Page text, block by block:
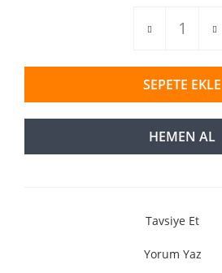
SEPETE EKLE
HEMEN AL
Tavsiye Et
Yorum Yaz